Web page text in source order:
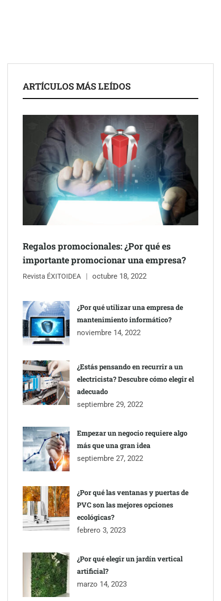
Schaeffler mejora su rentabilidad en el primer semestre de 2026
NOVA: innovación y diseño que transforman espacios de la
mano de Tormo Franquicias
ARTÍCULOS MÁS LEÍDOS
Regalos promocionales: ¿Por qué es
importante promocionar una empresa?
Revista ÉXITOIDEA octubre 18, 2022
¿Por qué utilizar una empresa de
mantenimiento informático?
noviembre 14, 2022
¿Estás pensando en recurrir a un
electricista? Descubre cómo elegir el
adecuado
septiembre 29, 2022
Empezar un negocio requiere algo
más que una gran idea
septiembre 27, 2022
¿Por qué las ventanas y puertas de
PVC son las mejores opciones
ecológicas?
febrero 3, 2023
¿Por qué elegir un jardín vertical
artificial?
marzo 14, 2023